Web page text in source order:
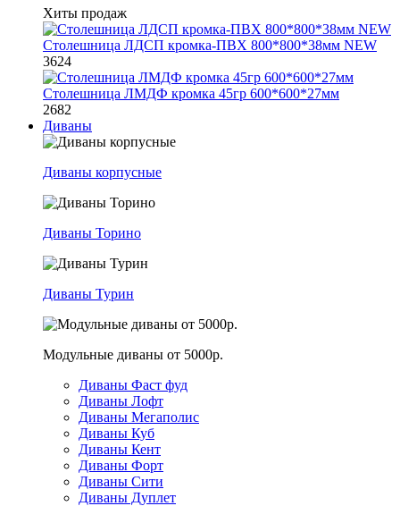
Хиты продаж
Столешница ЛДСП кромка-ПВХ 800*800*38мм NEW
3624
Столешница ЛМДФ кромка 45гр 600*600*27мм
2682
Диваны
Диваны корпусные
Диваны Торино
Диваны Турин
Модульные диваны от 5000р.
Диваны Фаст фуд
Диваны Лофт
Диваны Мегаполис
Диваны Куб
Диваны Кент
Диваны Форт
Диваны Сити
Диваны Дуплет